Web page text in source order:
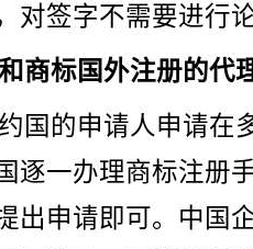
对签字不需要进行
商标国外注册的代
国的申请人申请在
逐一办理商标注册
出申请即可。中国